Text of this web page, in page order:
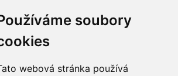
soubory
webová stránka používá